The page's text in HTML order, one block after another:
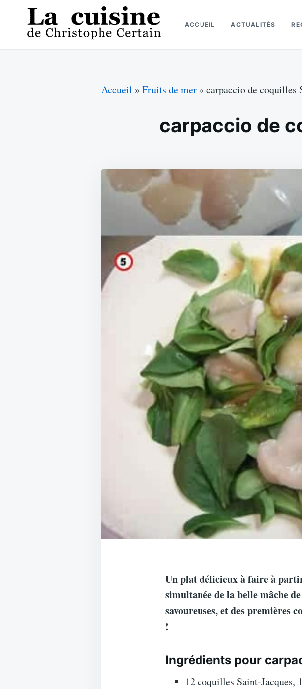
content
for:
ACCUEIL ACTUALITÉS
Accueil » Fruits de mer » carpaccio de coquilles
carpaccio de
Un plat délicieux à faire à
simultanée de la belle mâche
savoureuses, et des premières
!
Ingrédients pour
12 coquilles Saint-Jacques,